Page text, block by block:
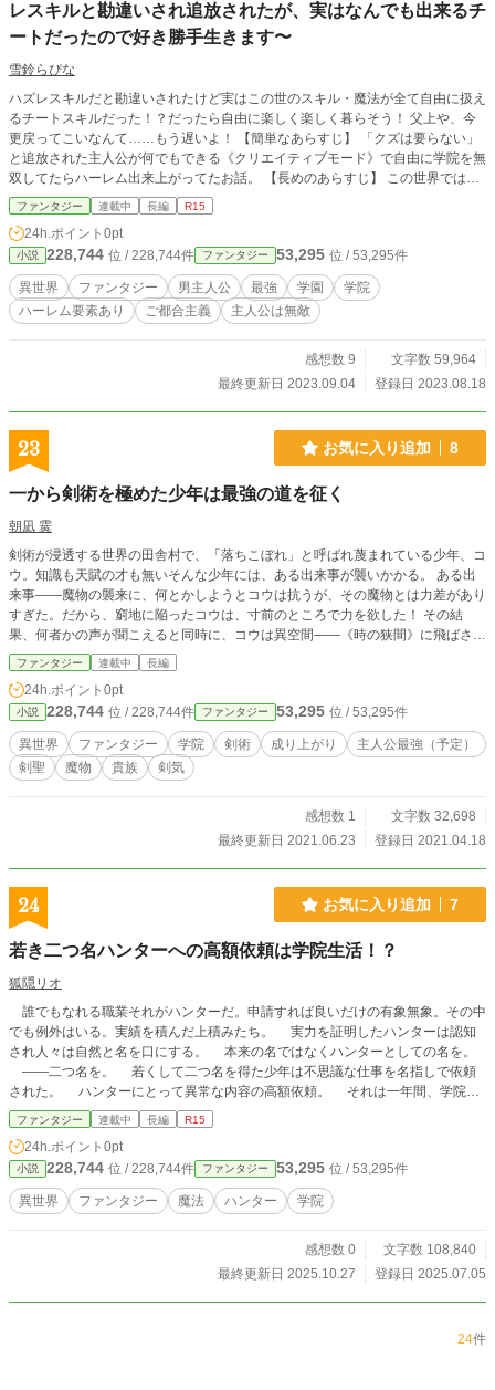
レスキルと勘違いされ追放されたが、実はなんでも出来るチ
ートだったので好き勝手生きます〜
雪鈴らぴな
ハズレスキルだと勘違いされたけど実はこの世のスキル・魔法が全て自由に扱え
るチートスキルだった！？だったら自由に楽しく楽しく暮らそう！ 父上や、今
更戻ってこいなんて……もう遅いよ！ 【簡単なあらすじ】 「クズは要らない」
と追放された主人公が何でもできる《クリエイティブモード》で自由に学院を無
双してたらハーレム出来上がってたお話。 【長めのあらすじ】 この世界では15
歳になると、【スキルの儀】誰もが例外なくスキルを与えられる。 魔王を討伐
した勇者パーティーに大きく貢献したと言われている魔術師ーーーモートン・グ
リアントの息子であるユリア・グリアントは当然魔術師向きの最強スキルが授け
られるだろうと周囲の人間は当然、厳しい修行を全うしてきた自分も最強の魔術
師になれるスキルだろうと期待されていた。 しかし与えられたスキルは《クリ
エイティブモード》というスキル。 【スキルの書】にすら載っていないこのス
キルは最初こそは新たなスキルか！？とその場を騒がせるが詠唱をしても何一つ
士》などの最上級スキルが与えられ、圧倒的な魔法を披露する。 代々最上級の
スキルを与えられてきたグリアント家にゴミスキル持ちが居るのは面汚しだとモ
かけにスキルの使い方が分かる様になり！？ ゴミスキルだと思われていた《ク
リエイティブモード》は全てのスキルを習得でき、喪われた魔法をも使え、更に
はアイテムも無限に取り出せる最強のスキルであった。 襲われているところを
助けた第三王女や、入学試験で虐められていたブルマの女の子、更には天使やバ
ハムートにまで溺愛され……。 それを耳に挟んだモートンはユリアを家に連れ
戻そうとするが当然戻る訳が無い。 今更、戻ってきてくれと言われてももう遅
い。 皆に溺愛されて幸せだから。 話が進むにつれてスキルを理解していき、最
終的には無茶苦茶をやり出します。(予定) こちらの作品は小説家になろう・ノベ
マ！様でも連載してます。 サイト毎にタイトルが微妙に違いますが《クリエイ
ティブモード》が絶対に付いているので分かりやすいかと。
ファンタジー 連載中 長編 R15
24h.ポイント 0pt
小説 228,744 位 / 228,744件 ファンタジー 53,295 位 / 53,295件
異世界 ファンタジー 男主人公 最強 学園
学院
ハーレム要素あり
ご都合主義 主人公は無敵
感想数 9
文字数 59,964
最終更新日 2023.09.04
登録日 2023.08.18
23 お気に入り追加 8
一から剣術を極めた少年は最強の道を征く
朝凪 霙
剣術が浸透する世界の田舎村で、「落ちこぼれ」と呼ばれ蔑まれている少年、コ
ウ。知識も天賦の才も無いそんな少年には、ある出来事が襲いかかる。 ある出
来事――魔物の襲来に、何とかしようとコウは抗うが、その魔物とは力差があり
すぎた。だから、窮地に陥ったコウは、寸前のところで力を欲した！ その結
果、何者かの声が聞こえると同時に、コウは異空間――《時の狭間》に飛ばされ
る。 《時の狭間》とは、現実世界に比べて時の流れが遅く、現実世界に回帰す
る際には鍛え上げた能力が引き継がれるという、凡人のコウにとっては夢の空間
だった！！ それを知ったコウは、「落ちこぼれ」を辞めて一から剣術を極め始
める――。 剣技を生み出し、剣の理念を悟ったコウは、強くなって現実世界へ
と回帰し、魔物を見事討伐する。コウの悲願は叶ったのだ。 ――しかし、コウ
の物語はまだ終わらない。確かにコウを強くなったが、まだ未熟者だった。肉体
的にも精神的にも、コウは己の道を征くために成長し続ける！ “一から剣術を極
ファンタジー 連載中 長編
24h.ポイント 0pt
小説 228,744 位 / 228,744件 ファンタジー 53,295 位 / 53,295件
異世界 ファンタジー 学院 剣術 成り上がり
主人公最強（予定）
剣聖
魔物 貴族 剣気
感想数 1
文字数 32,698
最終更新日 2021.06.23
登録日 2021.04.18
24 お気に入り追加 7
若き二つ名ハンターへの高額依頼は学院生活！？
狐隠リオ
誰でもなれる職業それがハンターだ。申請すれば良いだけの有象無象。その中
でも例外はいる。実績を積んだ上積みたち。 実力を証明したハンターは認知
され人々は自然と名を口にする。 本来の名ではなくハンターとしての名を。
——二つ名を。 若くして二つ名を得た少年は不思議な仕事を名指しで依頼
された。 ハンターにとって異常な内容の高額依頼。 それは一年間、学院生
活をして欲しいというものだった。
ファンタジー 連載中 長編 R15
24h.ポイント 0pt
小説 228,744 位 / 228,744件 ファンタジー 53,295 位 / 53,295件
異世界 ファンタジー 魔法 ハンター 学院
感想数 0
文字数 108,840
最終更新日 2025.10.27
登録日 2025.07.05
24件